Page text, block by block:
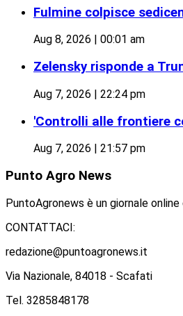
Fulmine colpisce
Aug 8, 2026 | 00:01 am
Zelensky risponde a
Aug 7, 2026 | 22:24 pm
'Controlli alle frontiere
Aug 7, 2026 | 21:57 pm
Punto Agro News
PuntoAgronews è un giornale
CONTATTACI:
redazione@puntoagronews.it
Via Nazionale, 84018 - Scafati
Tel. 3285848178